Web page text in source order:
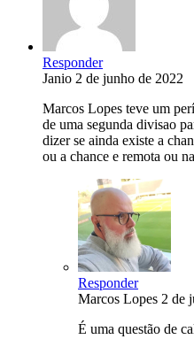
Responder
Janio 2 de junho de 2022
Marcos Lopes teve um
de uma segunda divisao
dizer se ainda existe a
ou a chance e remota ou
Responder
Marcos Lopes 2 de
É uma questão de